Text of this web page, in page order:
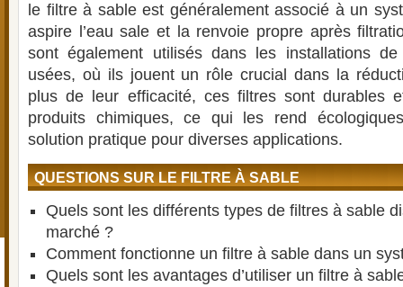
le filtre à sable est généralement associé à un
aspire l’eau sale et la renvoie propre après
sont également utilisés dans les installations
usées, où ils jouent un rôle crucial dans la
plus de leur efficacité, ces filtres sont durables
produits chimiques, ce qui les rend
solution pratique pour diverses applications.
QUESTIONS SUR LE FILTRE À SABLE
Quels sont les différents types de filtres à sable
marché ?
Comment fonctionne un filtre à sable dans un
Quels sont les avantages d’utiliser un filtre à